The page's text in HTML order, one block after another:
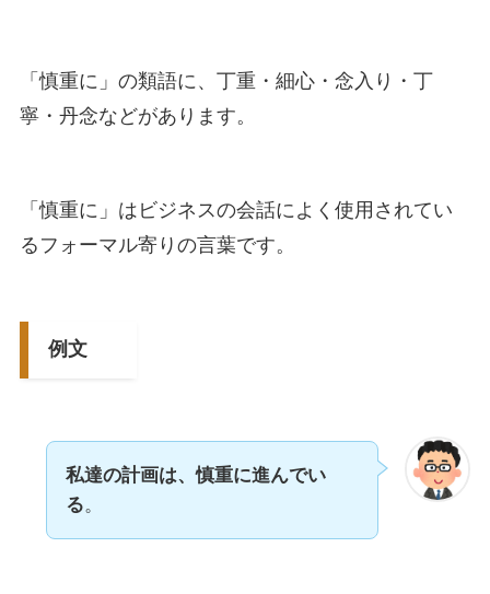
「慎重に」の類語に、丁重・細心・念入り・丁
寧・丹念などがあります。
「慎重に」はビジネスの会話によく使用されてい
るフォーマル寄りの言葉です。
例文
私達の計画は、慎重に進んでい
る。